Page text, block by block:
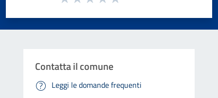
Contatta il comune
Leggi le domande frequenti